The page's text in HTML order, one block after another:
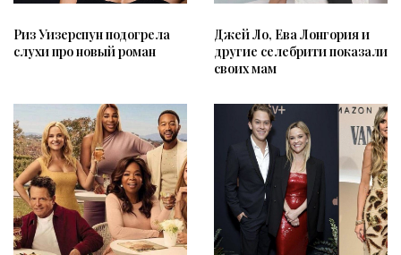
Риз Уизерспун подогрела
слухи про новый роман
Джей Ло, Ева Лонгория и
другие селебрити показали
своих мам